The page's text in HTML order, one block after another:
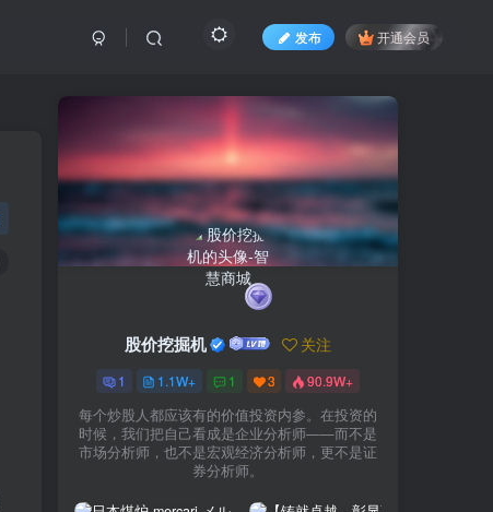
发布 开通会员
股价挖掘机 关注
1 1.1W+ 1 3 90.9W+
每个炒股人都应该有的价值投资内参。在投资的
时候，我们把自己看成是企业分析师——而不是
市场分析师，也不是宏观经济分析师，更不是证
券分析师。